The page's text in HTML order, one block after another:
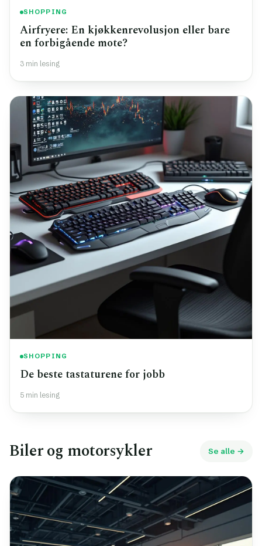
SHOPPING
Airfryere: En kjøkkenrevolusjon eller bare
en forbigående mote?
3 min lesing
SHOPPING
De beste tastaturene for jobb
5 min lesing
Biler og motorsykler Se alle →